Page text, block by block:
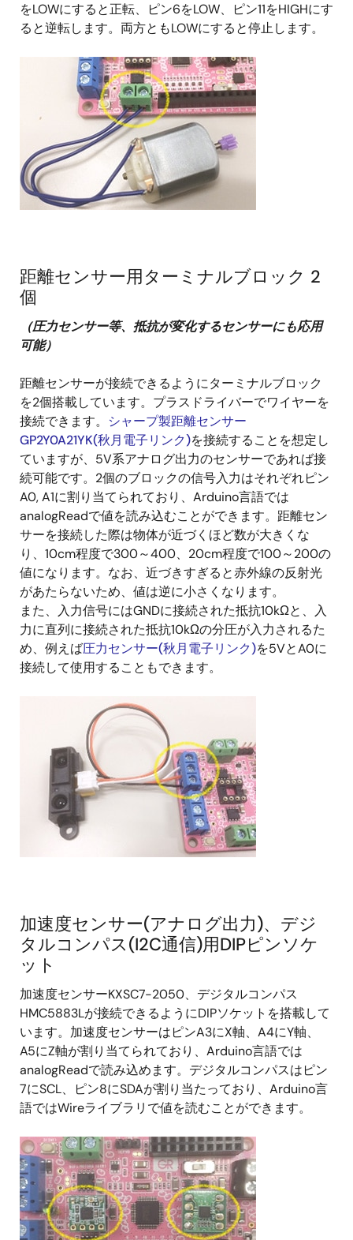
をLOWにすると正転、ピン6をLOW、ピン11をHIGHにす
ると逆転します。両方ともLOWにすると停止します。
距離センサー用ターミナルブロック 2
個
（圧力センサー等、抵抗が変化するセンサーにも応用
可能）
距離センサーが接続できるようにターミナルブロック
を2個搭載しています。プラスドライバーでワイヤーを
接続できます。 シャープ製距離センサー
GP2Y0A21YK(秋月電子リンク)を接続することを想定し
ていますが、5V系アナログ出力のセンサーであれば接
続可能です。2個のブロックの信号入力はそれぞれピン
A0, A1に割り当てられており、Arduino言語では
analogReadで値を読み込むことができます。距離セン
サーを接続した際は物体が近づくほど数が大きくな
り、10cm程度で300～400、20cm程度で100～200の
値になります。なお、近づきすぎると赤外線の反射光
があたらないため、値は逆に小さくなります。
また、入力信号にはGNDに接続された抵抗10kΩと、入
力に直列に接続された抵抗10kΩの分圧が入力されるた
め、例えば圧力センサー(秋月電子リンク)を5VとA0に
接続して使用することもできます。
加速度センサー(アナログ出力)、デジ
タルコンパス(I2C通信)用DIPピンソケ
ット
加速度センサーKXSC7-2050、デジタルコンパス
HMC5883Lが接続できるようにDIPソケットを搭載して
います。加速度センサーはピンA3にX軸、A4にY軸、
A5にZ軸が割り当てられており、Arduino言語では
analogReadで読み込めます。デジタルコンパスはピン
7にSCL、ピン8にSDAが割り当たっており、Arduino言
語ではWireライブラリで値を読むことができます。